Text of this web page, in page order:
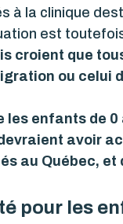
à la clinique
est
croient que
ou celui
les enfants de
avoir
au Québec,
pour les